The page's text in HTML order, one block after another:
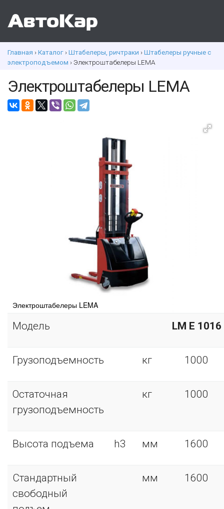
Главная ›Каталог ›Штабелеры, ричтраки ›Штабелеры ручные с
электроподъемом › Электроштабелеры LEMA
Электроштабелеры LEMA
Электроштабелеры LEMA
Модель LM E 1016
Грузоподъемность кг 1000
Остаточная
грузоподъемность
кг 1000
Высота подъема h3 мм 1600
Стандартный
свободный
мм 1600